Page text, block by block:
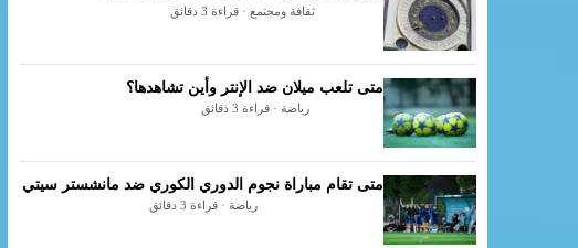
ثقافة ومجتمع · قراءة 3 دقائق
متى تلعب ميلان ضد الإنتر وأين تشاهدها؟
رياضة · قراءة 3 دقائق
متى تقام مباراة نجوم الدوري الكوري ضد مانشستر سيتي
رياضة · قراءة 3 دقائق